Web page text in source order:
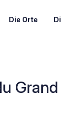
Die Orte